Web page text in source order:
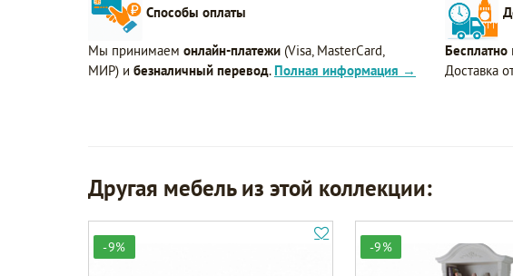
Способы оплаты
Мы принимаем онлайн-платежи (Visa, MasterCard,
МИР) и безналичный перевод. Полная информация →
Бесплатно
Доставка
Другая мебель из этой коллекции:
-9% -9%